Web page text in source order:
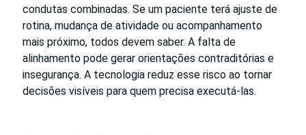
condutas combinadas. Se um paciente terá ajuste de
rotina, mudança de atividade ou acompanhamento
mais próximo, todos devem saber. A falta de
alinhamento pode gerar orientações contraditórias e
insegurança. A tecnologia reduz esse risco ao tornar
decisões visíveis para quem precisa executá-las.